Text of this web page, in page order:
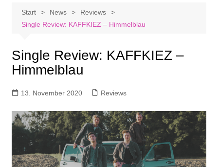
Start News
Reviews
Single Review: KAFFKIEZ – Himmelblau
Single Review: KAFFKIEZ –
Himmelblau
13. November 2020 Reviews